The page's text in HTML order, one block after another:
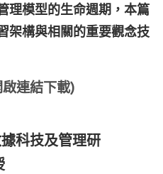
理模型的生命週期，本篇
架構與相關的重要觀念技
連結下載)
科技及管理研